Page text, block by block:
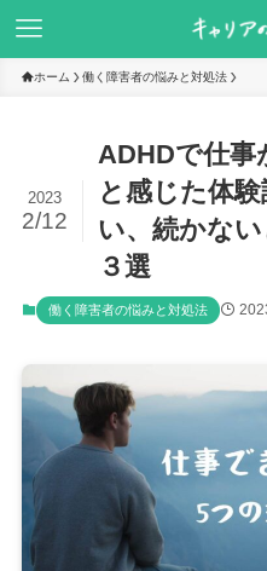
ホーム 働く障害者の悩みと対処法
ADHDで仕事
と感じた体
い、続かな
３選
2023
2/12
働く障害者の悩みと対処法